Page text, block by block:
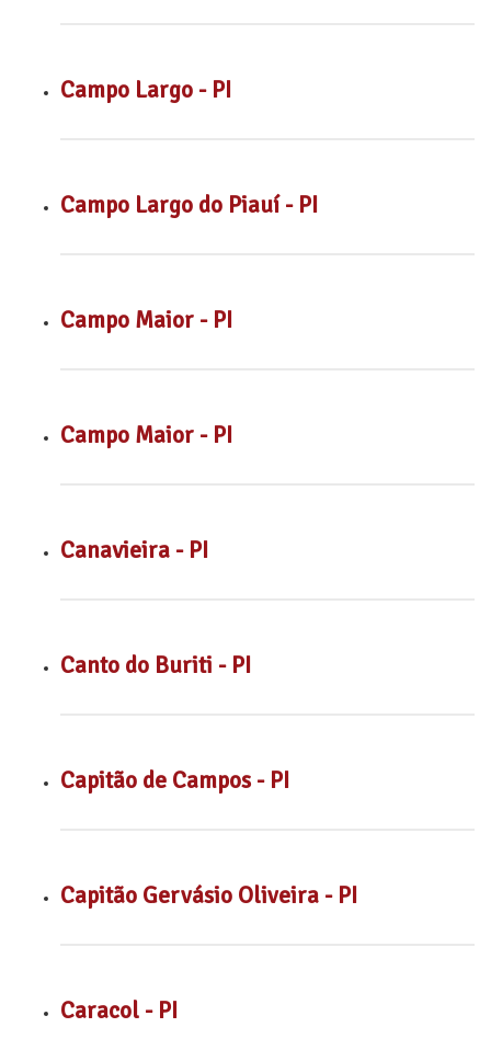
Campo Largo - PI
Campo Largo do Piauí - PI
Campo Maior - PI
Campo Maior - PI
Canavieira - PI
Canto do Buriti - PI
Capitão de Campos - PI
Capitão Gervásio Oliveira - PI
Caracol - PI